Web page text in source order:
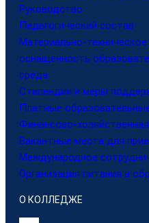
Руководство
Педагогический состав
Материально-
оснащенность
среда
Стипендии и меры
Платные
Финансово-
Вакантные места для
Международное
Организация питания в
О КОЛЛЕДЖЕ